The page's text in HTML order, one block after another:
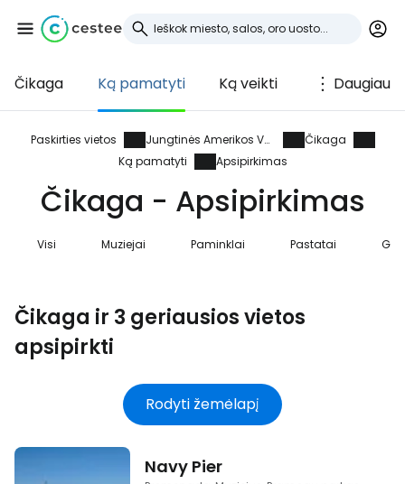
Čikaga Ką pamatyti Ką veikti Daugiau
Paskirties vietos Jungtinės Amerikos Valstijos
Čikaga
Ką pamatyti
Apsipirkimas
Čikaga - Apsipirkimas
Visi Muziejai Paminklai Pastatai
Čikaga ir 3 geriausios vietos
apsipirkti
Rodyti žemėlapį
Navy Pier
Prisijunkite prie
Cestee
... pasaulinė kelionių bendruomenė
Tęsti su Google
Tęsti su Facebook
Tęsti el. paštu